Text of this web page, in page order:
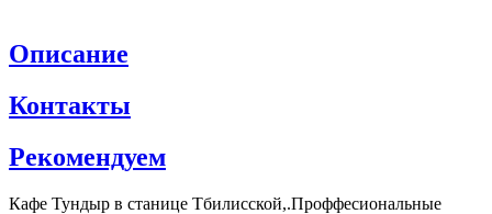
Описание
Контакты
Рекомендуем
Кафе Тундыр в станице Тбилисской,.Проффесиональные